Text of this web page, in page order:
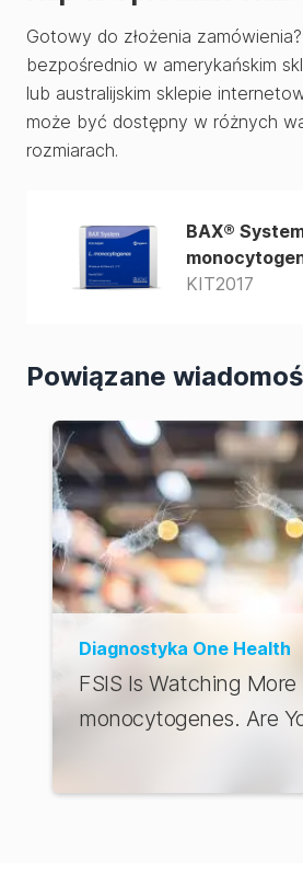
Gotowy do złożenia
bezpośrednio w amerykańskim
lub australijskim sklepie
może być dostępny w różnych
rozmiarach.
BAX®
KIT2017
Powiązane
Diagnostyka One Health
FSIS Is Watching
monocytogenes. Are